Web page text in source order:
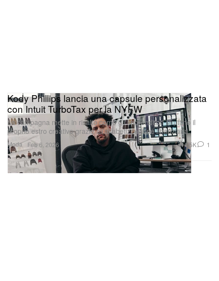
Moda
Kody Phillips lancia una capsule personalizzata
con Intuit TurboTax per la NYFW
La campagna mette in risalto come gli imprenditori sfruttino il
proprio estro creativo grazie all’alfabetizzazione finanziaria.
Feb 6, 2026 1.5K 1